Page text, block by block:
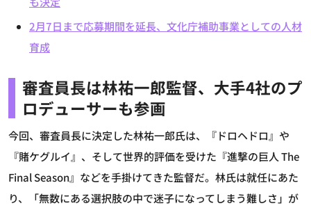
2月7日まで応募期間を延長、文化庁補助事業としての人材
育成
審査員長は林祐一郎監督、大手4社のプ
ロデューサーも参画
今回、審査員長に決定した林祐一郎氏は、『ドロヘドロ』や
『賭ケグルイ』、そして世界的評価を受けた『進撃の巨人 The
Final Season』などを手掛けてきた監督だ。林氏は就任にあた
り、「無数にある選択肢の中で迷子になってしまう難しさ」が